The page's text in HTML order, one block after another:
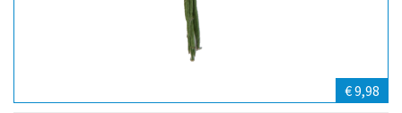
€ 9,98